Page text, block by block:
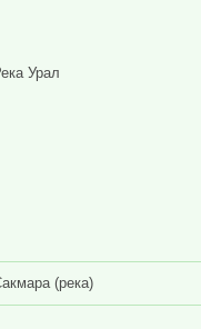
Урал
(река)